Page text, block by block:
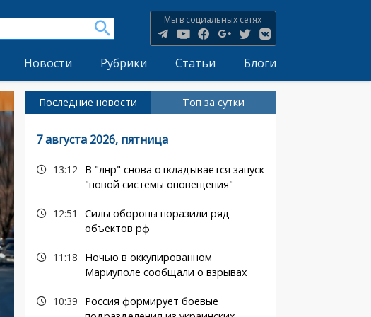
Мы в социальных сетях
Новости Рубрики Статьи Блоги
Последние новости Топ за сутки
7 августа 2026, пятница
13:12
В "лнр" снова откладывается запуск
"новой системы оповещения"
12:51
Силы обороны поразили ряд
объектов рф
11:18
Ночью в оккупированном
Мариуполе сообщали о взрывах
10:39
Россия формирует боевые